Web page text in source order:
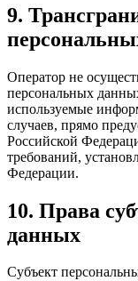
9.
Оператор не
персональных
используемые
случаев, прямо
Российской
требований,
Федерации.
10. Права
данных
Субъект